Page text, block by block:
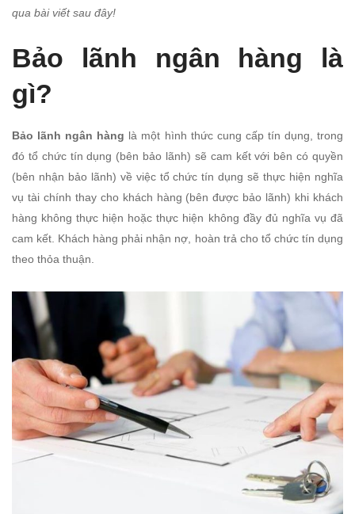
tính
phí
qua bài viết sau đây!
Bảo lãnh ngân hàng là
gì?
Bảo lãnh ngân hàng là một hình thức cung cấp tín dụng, trong
đó tổ chức tín dụng (bên bảo lãnh) sẽ cam kết với bên có quyền
(bên nhận bảo lãnh) về việc tổ chức tín dụng sẽ thực hiện nghĩa
vụ tài chính thay cho khách hàng (bên được bảo lãnh) khi khách
hàng không thực hiện hoặc thực hiện không đầy đủ nghĩa vụ đã
cam kết. Khách hàng phải nhận nợ, hoàn trả cho tổ chức tín dụng
theo thỏa thuận.